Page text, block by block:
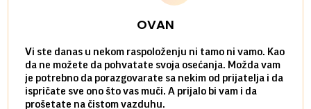
OVAN
Vi ste danas u nekom raspoloženju ni tamo ni vamo. Kao
da ne možete da pohvatate svoja osećanja. Možda vam
je potrebno da porazgovarate sa nekim od prijatelja i da
ispričate sve ono što vas muči. A prijalo bi vam i da
prošetate na čistom vazduhu.